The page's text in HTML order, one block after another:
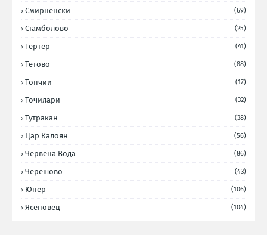
Смирненски (69)
Стамболово (25)
Тертер (41)
Тетово (88)
Топчии (17)
Точилари (32)
Тутракан (38)
Цар Калоян (56)
Червена Вода (86)
Черешово (43)
Юпер (106)
Ясеновец (104)